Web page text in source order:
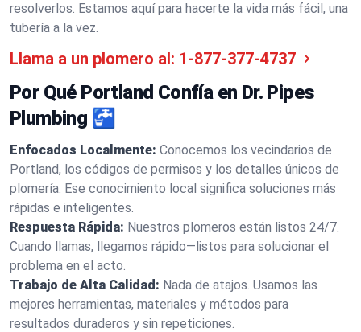
resolverlos. Estamos aquí para hacerte la vida más fácil, una
tubería a la vez.
Llama a un plomero al: 1-877-377-4737
Por Qué Portland Confía en Dr. Pipes
Plumbing 🚰
Enfocados Localmente: Conocemos los vecindarios de
Portland, los códigos de permisos y los detalles únicos de
plomería. Ese conocimiento local significa soluciones más
rápidas e inteligentes.
Respuesta Rápida: Nuestros plomeros están listos 24/7.
Cuando llamas, llegamos rápido—listos para solucionar el
problema en el acto.
Trabajo de Alta Calidad: Nada de atajos. Usamos las
mejores herramientas, materiales y métodos para
resultados duraderos y sin repeticiones.